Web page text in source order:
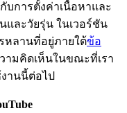
บการตั้งค่าเนื้อหาและ
และวัยรุ่น ในเวอร์ชัน
หลานที่อยู่ภายใต้ข้อ
ามคิดเห็นในขณะที่เรา
านนี้ต่อไป